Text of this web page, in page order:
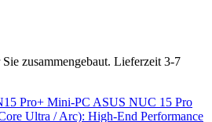
zusammengebaut. Lieferzeit 3-7
ASUS NUC 15 Pro
Ultra / Arc): High-End Performance